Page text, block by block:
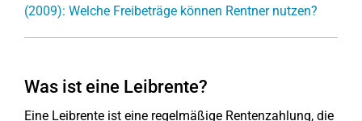
(2009): Welche Freibeträge können Rentner nutzen?
Was ist eine Leibrente?
Eine Leibrente ist eine regelmäßige Rentenzahlung, die